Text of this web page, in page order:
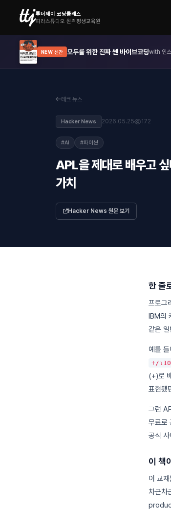
투더제이 코딩클래스
피라스튜디오 원격평생교육원
NEW 신간 모두를 위한 진짜 쎈 바이브코딩with 인스
테크 뉴스
Hacker News 2026.05.25 172
#AI #파이썬
APL을 제대로 배우고
가치
Hacker News 원문 보기
한 줄
프로그
IBM의
같은
예를
+/⍳10
(+)로
표현됐
그런
무료로
공식
이 책
이 교
차근차